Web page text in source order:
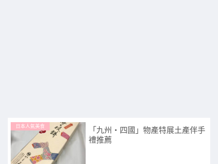
日本人氣美食
「九州・四國」物產特展土產伴手
禮推薦